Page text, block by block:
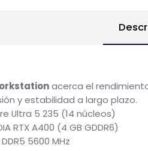
Workstationacerca el